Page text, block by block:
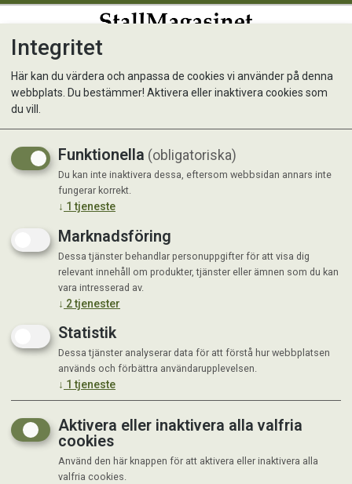
Hästleksak 'Äpple' i mocka
Leksak/gosedjur till häst
Integritet
Här kan du värdera och anpassa de cookies vi använder på denna
webbplats. Du bestämmer! Aktivera eller inaktivera cookies som
du vill.
Funktionella (obligatoriska)
Du kan inte inaktivera dessa, eftersom webbsidan annars inte
fungerar korrekt.
↓ 1 tjeneste
Marknadsföring
Dessa tjänster behandlar personuppgifter för att visa dig
relevant innehåll om produkter, tjänster eller ämnen som du kan
vara intresserad av.
↓ 2tjenester
Statistik
Dessa tjänster analyserar data för att förstå hur webbplatsen
används och förbättra användarupplevelsen.
↓ 1 tjeneste
Aktivera eller inaktivera alla valfria
cookies
Använd den här knappen för att aktivera eller inaktivera alla
valfria cookies.